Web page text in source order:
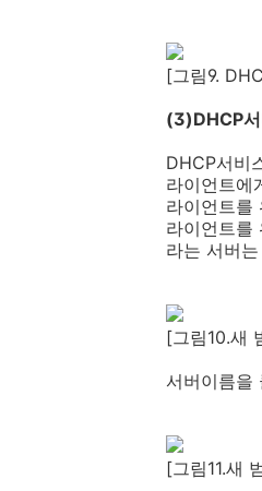
[그림9.
(3)DHCP
DHCP서비
라이언트에
라이언트를
라이언트를
라는 서버
[그림10.새
서버이름을
[그림11.새